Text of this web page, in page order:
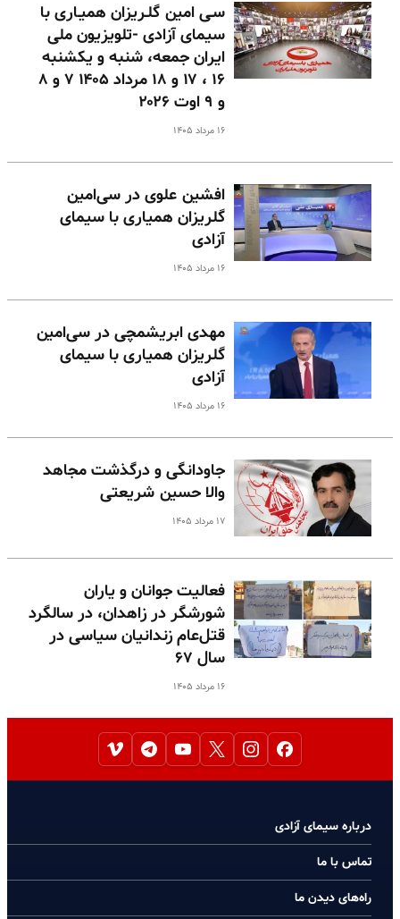
سـی امین گلـریزان همیـاری با
سیمای آزادی -تلویزیون ملی
ایران جمعه، شنبه و یکشنبه
۱۶ ، ۱۷ و ۱۸ مرداد ۱۴۰۵ ۷ و ۸
و ۹ اوت ۲۰۲۶
۱۶ مرداد ۱۴۰۵
افشین علوی در سی‌امین
گلریزان همیاری با سیمای
آزادی
۱۶ مرداد ۱۴۰۵
مهدی ابریشمچی در سی‌امین
گلریزان همیاری با سیمای
آزادی
۱۶ مرداد ۱۴۰۵
جاودانگی و درگذشت مجاهد
والا حسین شریعتی
۱۷ مرداد ۱۴۰۵
فعالیت جوانان و یاران
شورشگر در زاهدان، در سالگرد
قتل‌عام زندانیان سیاسی در
سال ۶۷
۱۶ مرداد ۱۴۰۵
درباره سیمای آزادی
تماس با ما
راه‌های دیدن ما